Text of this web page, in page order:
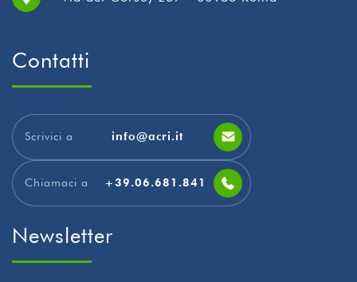
Contatti
Scrivici a info@acri.it
Chiamaci a +39.06.681.841
Newsletter